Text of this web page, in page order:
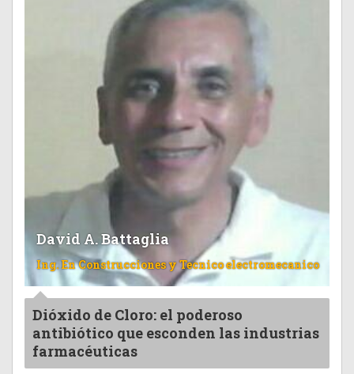
David A. Battaglia
Ing. En Construcciones y Tecnico electromecanico
Dióxido de Cloro: el poderoso
antibiótico que esconden las industrias
farmacéuticas